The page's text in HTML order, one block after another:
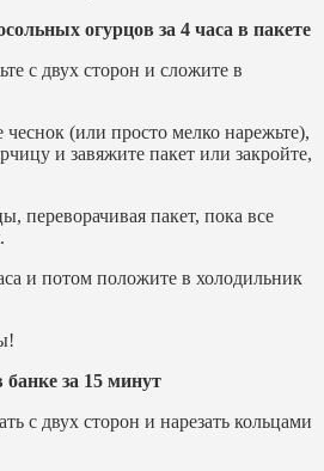
огурцов за 4 часа в пакете
с двух сторон и сложите в
чеснок (или просто мелко нарежьте),
и завяжите пакет или закройте,
переворачивая пакет, пока все
и потом положите в холодильник
за 15 минут
с двух сторон и нарезать кольцами